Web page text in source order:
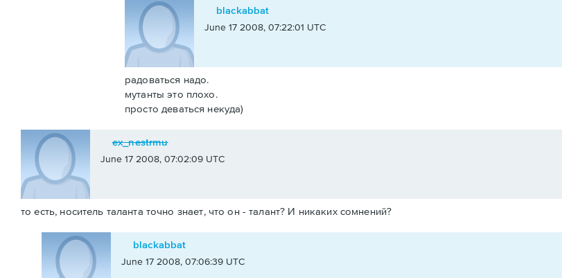
blackabbat
June 17 2008, 07:22:01 UTC
радоваться надо.
мутанты это плохо.
просто деваться некуда)
ex_nestrmu
June 17 2008, 07:02:09 UTC
то есть, носитель таланта точно знает, что он - талант? И никаких сомнений?
blackabbat
June 17 2008, 07:06:39 UTC